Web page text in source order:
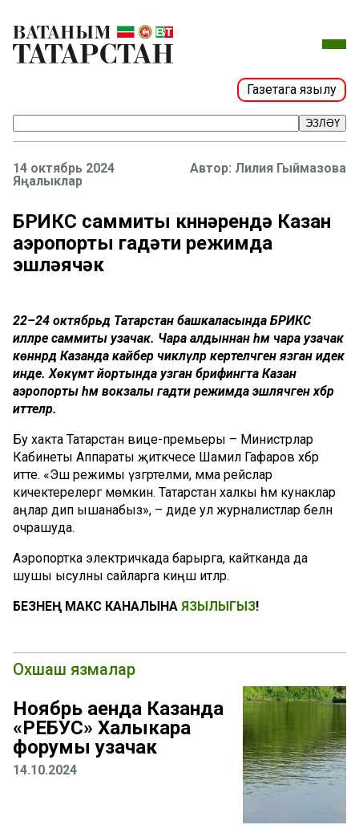
Газетага язылу
ЭЗЛӘҮ
14 октябрь 2024
Яңалыклар
Лилия Гыймазова
БРИКС саммиты көннәрендә Казан
аэропорты гадәти режимда
эшләячәк
22–24 октябрьдә Татарстан башкаласында БРИКС
илләре саммиты узачак. Чара алдыннан һәм чара узачак
көннәрдә Казанда кайбер чикләүләр кертеләчәген язган идек
инде. Хөкүмәт йортында узган брифингта Казан
аэропорты һәм вокзалы гадәти режимда эшләячәген хәбәр
иттеләр.
Бу хакта Татарстан вице-премьеры – Министрлар
Кабинеты Аппараты җитәкчесе Шамил Гафаров хәбәр
итте. «Эш режимы үзгәртелми, әмма рейслар
кичектерелергә мөмкин. Татарстан халкы һәм кунаклар
аңлар дип ышанабыз», – диде ул журналистлар белән
очрашуда.
Аэропортка электричкада барырга, кайтканда да
шушы ысулны сайларга киңәш итәләр.
БЕЗНЕҢ МАКС КАНАЛЫНА ЯЗЫЛЫГЫЗ!
Охшаш язмалар
Ноябрь аенда Казанда
«РЕБУС» Халыкара
форумы узачак
14.10.2024